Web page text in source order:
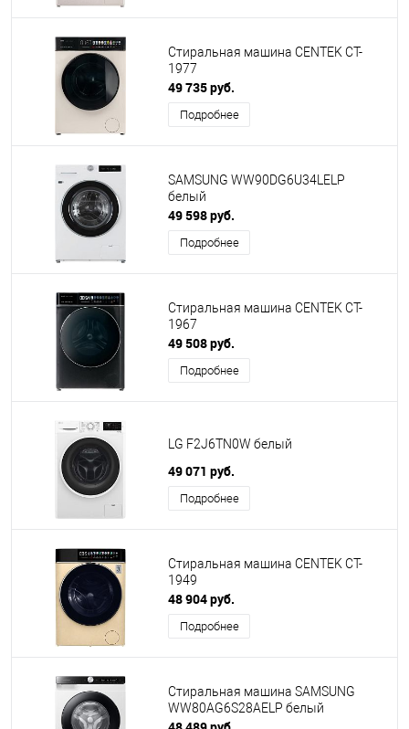
Стиральная машина CENTEK CT-
1977
49 735 руб.
Подробнее
SAMSUNG WW90DG6U34LELP
белый
49 598 руб.
Подробнее
Стиральная машина CENTEK CT-
1967
49 508 руб.
Подробнее
LG F2J6TN0W белый
49 071 руб.
Подробнее
Стиральная машина CENTEK CT-
1949
48 904 руб.
Подробнее
Стиральная машина SAMSUNG
WW80AG6S28AELP белый